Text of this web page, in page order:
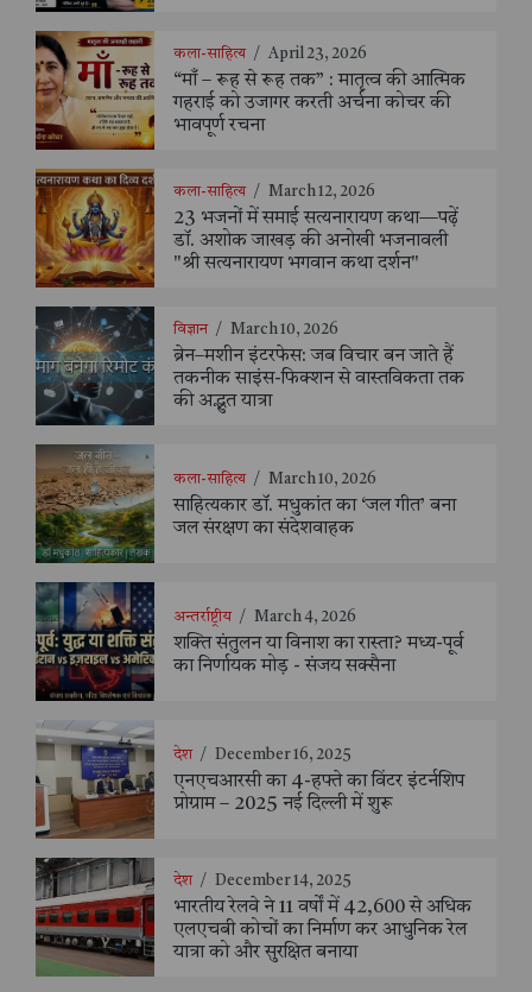
कला-साहित्य / April 23, 2026
“माँ – रूह से रूह तक” : मातृत्व की आत्मिक
गहराई को उजागर करती अर्चना कोचर की
भावपूर्ण रचना
कला-साहित्य / March 12, 2026
23 भजनों में समाई सत्यनारायण कथा—पढ़ें
डॉ. अशोक जाखड़ की अनोखी भजनावली
"श्री सत्यनारायण भगवान कथा दर्शन"
विज्ञान / March 10, 2026
ब्रेन–मशीन इंटरफेस: जब विचार बन जाते हैं
तकनीक साइंस-फिक्शन से वास्तविकता तक
की अद्भुत यात्रा
कला-साहित्य / March 10, 2026
साहित्यकार डॉ. मधुकांत का ‘जल गीत’ बना
जल संरक्षण का संदेशवाहक
अन्तर्राष्ट्रीय / March 4, 2026
शक्ति संतुलन या विनाश का रास्ता? मध्य-पूर्व
का निर्णायक मोड़ - संजय सक्सैना
देश / December 16, 2025
एनएचआरसी का 4-हफ्ते का विंटर इंटर्नशिप
प्रोग्राम – 2025 नई दिल्ली में शुरू
देश / December 14, 2025
भारतीय रेलवे ने 11 वर्षों में 42,600 से अधिक
एलएचबी कोचों का निर्माण कर आधुनिक रेल
यात्रा को और सुरक्षित बनाया